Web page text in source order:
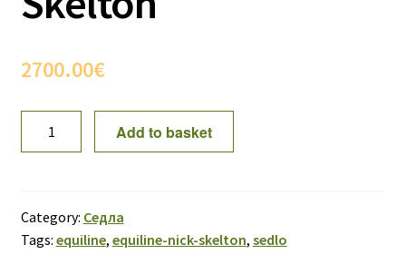
2700.00€
седло
Skelton
quantity
Add to basket
Category: Седла
Tags: equiline, equiline-nick-skelton, sedlo